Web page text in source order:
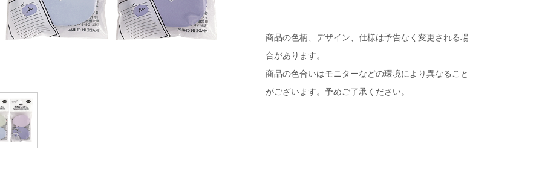
商品の色柄、デザイン、仕様は予告なく変更される場
合があります。
商品の色合いはモニターなどの環境により異なること
がございます。予めご了承ください。